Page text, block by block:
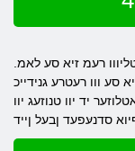
סע ווו רעטרע גנידייכ
יד יוו טנוזעג יוו
סדנעּפעד ןבעל ןייד